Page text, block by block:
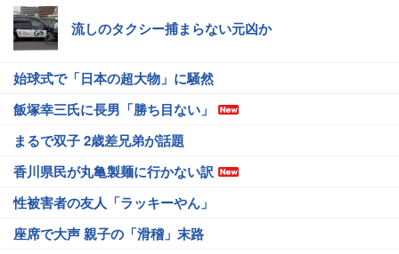
流しのタクシー捕まらない元凶か
始球式で「日本の超大物」に騒然
飯塚幸三氏に長男「勝ち目ない」
まるで双子 2歳差兄弟が話題
香川県民が丸亀製麺に行かない訳
性被害者の友人「ラッキーやん」
座席で大声 親子の「滑稽」末路